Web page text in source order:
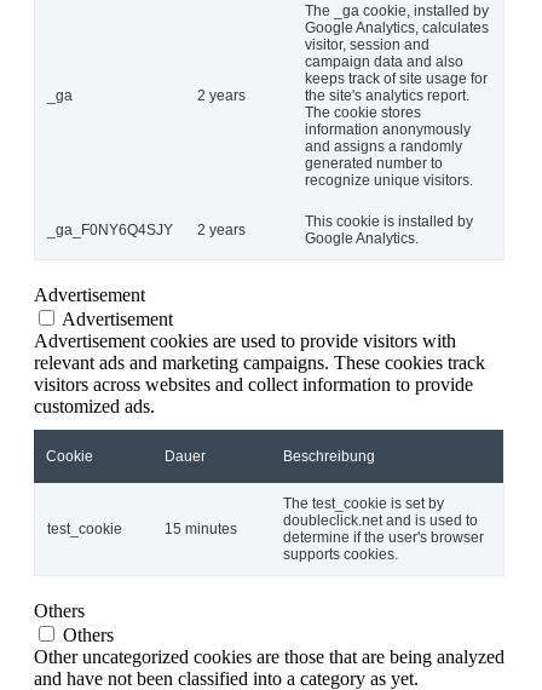
_ga 2 years
The _ga cookie, installed by
Google Analytics, calculates
visitor, session and
campaign data and also
keeps track of site usage for
the site's analytics report.
The cookie stores
information anonymously
and assigns a randomly
generated number to
recognize unique visitors.
_ga_F0NY6Q4SJY 2 years
This cookie is installed by
Google Analytics.
Advertisement
Advertisement
Advertisement cookies are used to provide visitors with
relevant ads and marketing campaigns. These cookies track
visitors across websites and collect information to provide
customized ads.
Cookie Dauer Beschreibung
test_cookie 15 minutes
The test_cookie is set by
doubleclick.net and is used to
determine if the user's browser
supports cookies.
Others
Others
Other uncategorized cookies are those that are being analyzed
and have not been classified into a category as yet.